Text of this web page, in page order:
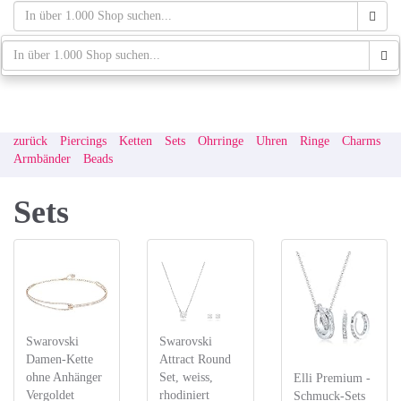
Skip
main
content
schaufenster.de
zurück Piercings Ketten Sets Ohrringe Uhren Ringe
Charms
Armbänder
Beads
Sets
Swarovski
Damen-Kette
ohne Anhänger
Vergoldet
Swarovski
Attract Round
Set, weiss,
rhodiniert
Elli Premium -
Schmuck-Sets